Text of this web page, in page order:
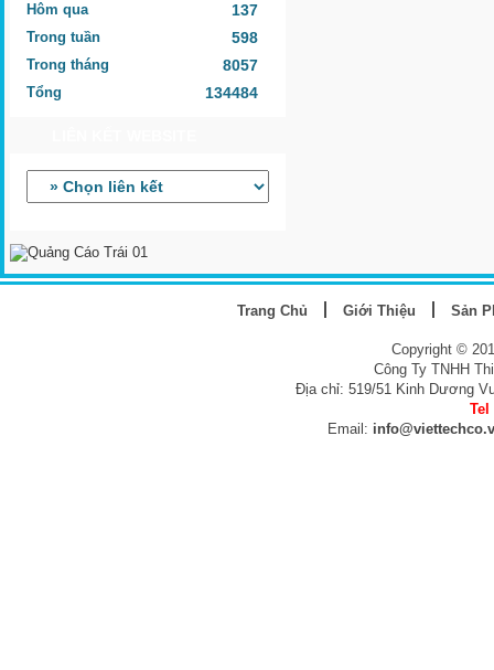
Hôm qua 137
Trong tuần 598
Trong tháng 8057
Tổng 134484
Trang Chủ Giới Thiệu Sản
Copyright ©
Công Ty TNHH
Địa chỉ: 519/51 Kinh Dương
Tel
Email: